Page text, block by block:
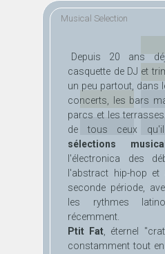
Musical Selection
Depuis 20 ans
casquette de DJ et
un peu partout, dans
concerts, les bars
parcs et les
de tous ceux
sélections
l'électronica des
l'abstract hip-hop
seconde période,
les rythmes
récemment.
Ptit Fat , éternel
constamment tout